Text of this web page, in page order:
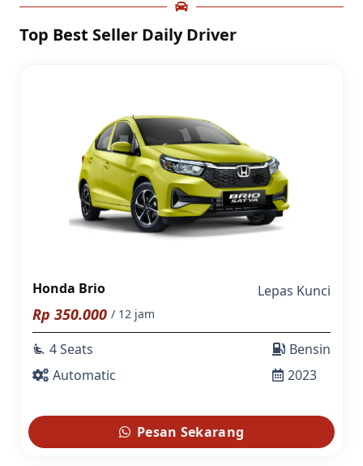
Top Best Seller Daily Driver
Honda Brio Lepas Kunci
Rp 350.000 / 12 jam
airline_seat_recline_extra 4 Seats
Automatic
Bensin
2023
Pesan Sekarang